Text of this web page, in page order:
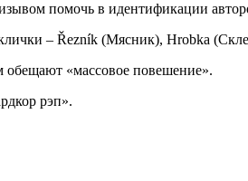
помочь в идентификации
– Řezník (Мясник), Hrobka
обещают «массовое повешение».
рэп».